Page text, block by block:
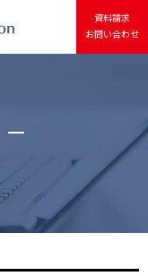
資料請求
お問い合わせ